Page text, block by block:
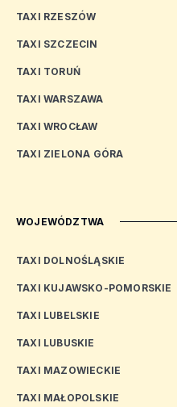
TAXI RZESZÓW
TAXI SZCZECIN
TAXI TORUŃ
TAXI WARSZAWA
TAXI WROCŁAW
TAXI ZIELONA GÓRA
WOJEWÓDZTWA
TAXI DOLNOŚLĄSKIE
TAXI KUJAWSKO-POMORSKIE
TAXI LUBELSKIE
TAXI LUBUSKIE
TAXI MAZOWIECKIE
TAXI MAŁOPOLSKIE